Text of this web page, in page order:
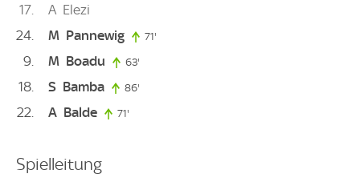
17
A Elezi
24
M Pannewig 71'
9 M Boadu 63'
18 S Bamba 86'
22 A Balde 71'
Spielleitung